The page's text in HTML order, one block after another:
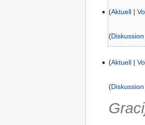
Aktuell
Diskussion
e
n
B
e
MärzAktuell
Diskussion